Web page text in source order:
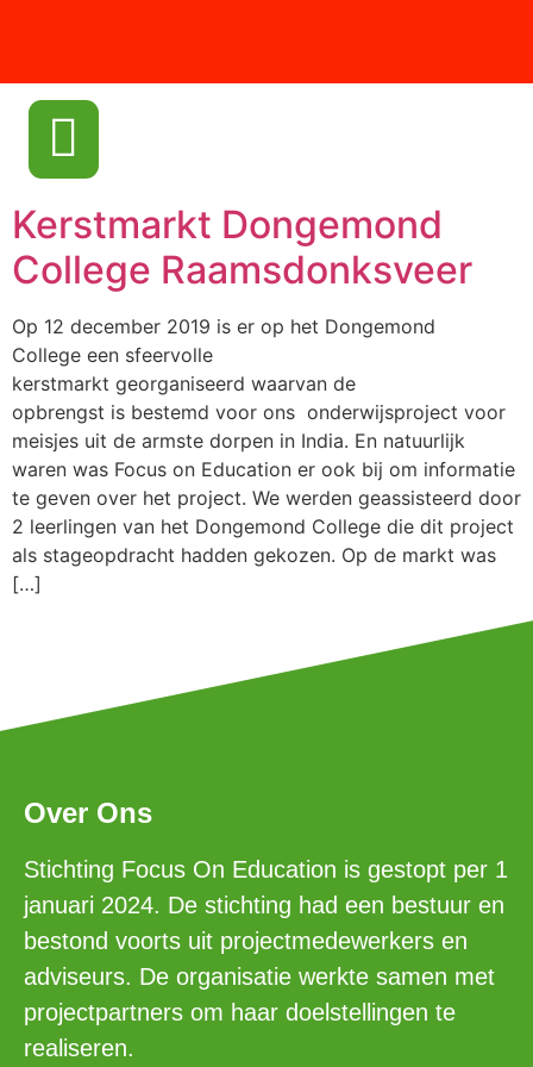
Kerstmarkt Dongemond
College Raamsdonksveer
Op 12 december 2019 is er op het Dongemond
College een sfeervolle
kerstmarkt georganiseerd waarvan de
opbrengst is bestemd voor ons onderwijsproject voor
meisjes uit de armste dorpen in India. En natuurlijk
waren was Focus on Education er ook bij om informatie
te geven over het project. We werden geassisteerd door
2 leerlingen van het Dongemond College die dit project
als stageopdracht hadden gekozen. Op de markt was
[…]
Over Ons
Stichting Focus On Education is gestopt per 1
januari 2024. De stichting had een bestuur en
bestond voorts uit projectmedewerkers en
adviseurs. De organisatie werkte samen met
projectpartners om haar doelstellingen te
realiseren.